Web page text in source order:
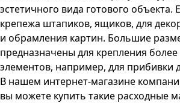
эстетичного вида готового объекта.
крепежа штапиков, ящиков, для
и обрамления картин. Большие
предназначены для крепления
элементов, например, для прибивки
В нашем интернет-магазине
вы можете купить такие расходные